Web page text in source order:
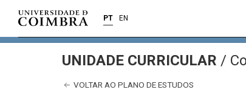
PT EN
UNIDADE CURRICULAR /
VOLTAR AO PLANO DE ESTUDOS